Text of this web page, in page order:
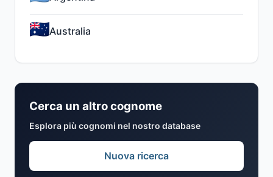
Australia
Cerca un altro cognome
Esplora più cognomi nel nostro database
Nuova ricerca